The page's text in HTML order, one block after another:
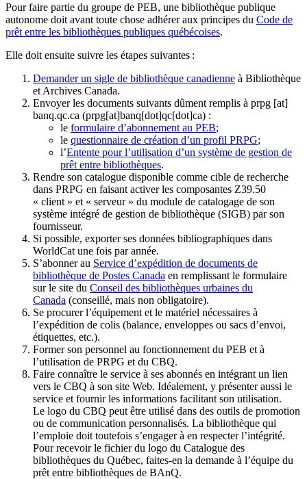
Pour faire partie du groupe de PEB, une bibliothèque publique
autonome doit avant toute chose adhérer aux principes du Code de
prêt entre les bibliothèques publiques québécoises.
Elle doit ensuite suivre les étapes suivantes :
Demander un sigle de bibliothèque canadienne à Bibliothèque
et Archives Canada.
Envoyer les documents suivants dûment remplis à prpg [at]
banq.qc.ca (prpg[at]banq[dot]qc[dot]ca) :
le formulaire d’abonnement au PEB;
le questionnaire de création d’un profil PRPG;
l’Entente pour l’utilisation d’un système de gestion de
prêt entre bibliothèques.
Rendre son catalogue disponible comme cible de recherche
dans PRPG en faisant activer les composantes Z39.50
« client » et « serveur » du module de catalogage de son
système intégré de gestion de bibliothèque (SIGB) par son
fournisseur.
Si possible, exporter ses données bibliographiques dans
WorldCat une fois par année.
S’abonner au Service d’expédition de documents de
bibliothèque de Postes Canada en remplissant le formulaire
sur le site du Conseil des bibliothèques urbaines du
Canada (conseillé, mais non obligatoire).
Se procurer l’équipement et le matériel nécessaires à
l’expédition de colis (balance, enveloppes ou sacs d’envoi,
étiquettes, etc.).
Former son personnel au fonctionnement du PEB et à
l’utilisation de PRPG et du CBQ.
Faire connaître le service à ses abonnés en intégrant un lien
vers le CBQ à son site Web. Idéalement, y présenter aussi le
service et fournir les informations facilitant son utilisation.
Le logo du CBQ peut être utilisé dans des outils de promotion
ou de communication personnalisés. La bibliothèque qui
l’emploie doit toutefois s’engager à en respecter l’intégrité.
Pour recevoir le fichier du logo du Catalogue des
bibliothèques du Québec, faites-en la demande à l’équipe du
prêt entre bibliothèques de BAnQ.